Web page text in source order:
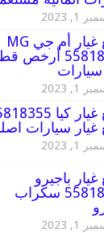
1, 2023
قطع غيار أم جي MG
55818355 أرخص
سيارات
1, 2023
قطع غيار كيا
سيارات
1, 2023
باجيرو
55818355 سكراب
1, 2023